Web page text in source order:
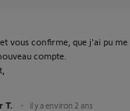
vous confirme, que j'ai pu
compte.
T. il y a environ 2 ans